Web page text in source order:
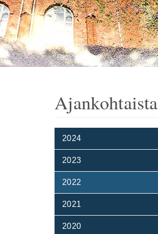
Ajankohtaista
2024
2023
2022
2021
2020